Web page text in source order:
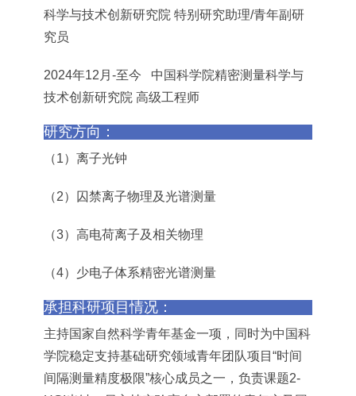
科学与技术创新研究院 特别研究助理/青年副研
究员
2024年12月-至今 中国科学院精密测量科学与
技术创新研究院 高级工程师
研究方向：
（1）离子光钟
（2）囚禁离子物理及光谱测量
（3）高电荷离子及相关物理
（4）少电子体系精密光谱测量
承担科研项目情况：
主持国家自然科学青年基金一项，同时为中国科
学院稳定支持基础研究领域青年团队项目“时间
间隔测量精度极限”核心成员之一，负责课题2-